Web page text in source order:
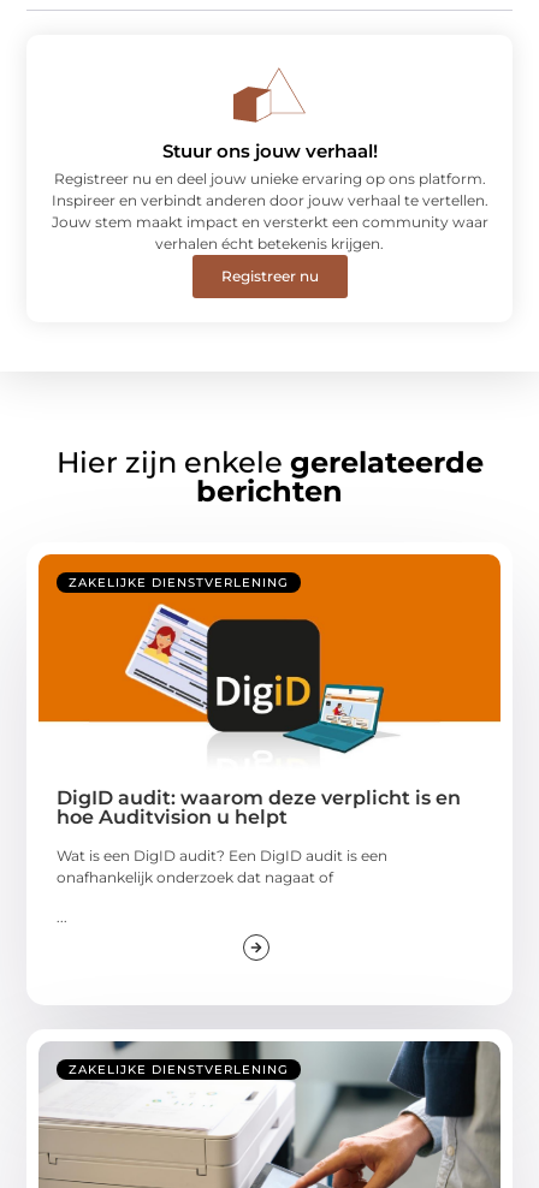
Stuur ons jouw verhaal!
Registreer nu en deel jouw unieke ervaring op ons platform.
Inspireer en verbindt anderen door jouw verhaal te vertellen.
Jouw stem maakt impact en versterkt een community waar
verhalen écht betekenis krijgen.
Registreer nu
Hier zijn enkele gerelateerde
berichten
ZAKELIJKE DIENSTVERLENING
DigID audit: waarom deze verplicht is en
hoe Auditvision u helpt
Wat is een DigID audit? Een DigID audit is een
onafhankelijk onderzoek dat nagaat of
ZAKELIJKE DIENSTVERLENING